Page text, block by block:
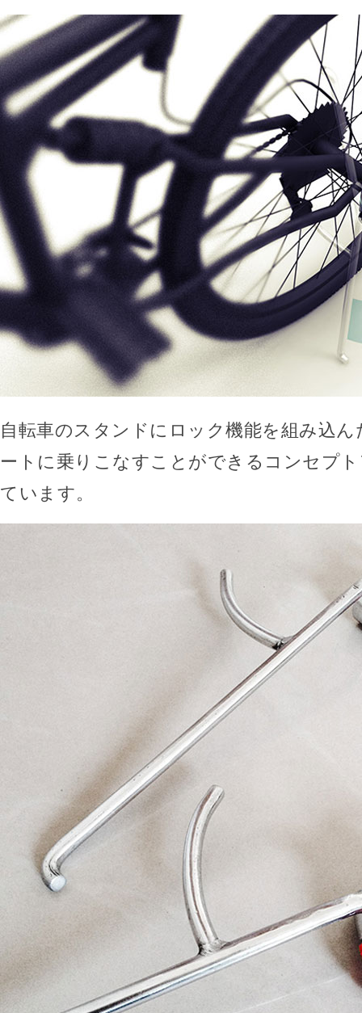
自転車のスタンドにロック機能を組み込
ートに乗りこなすことができるコンセプ
ています。